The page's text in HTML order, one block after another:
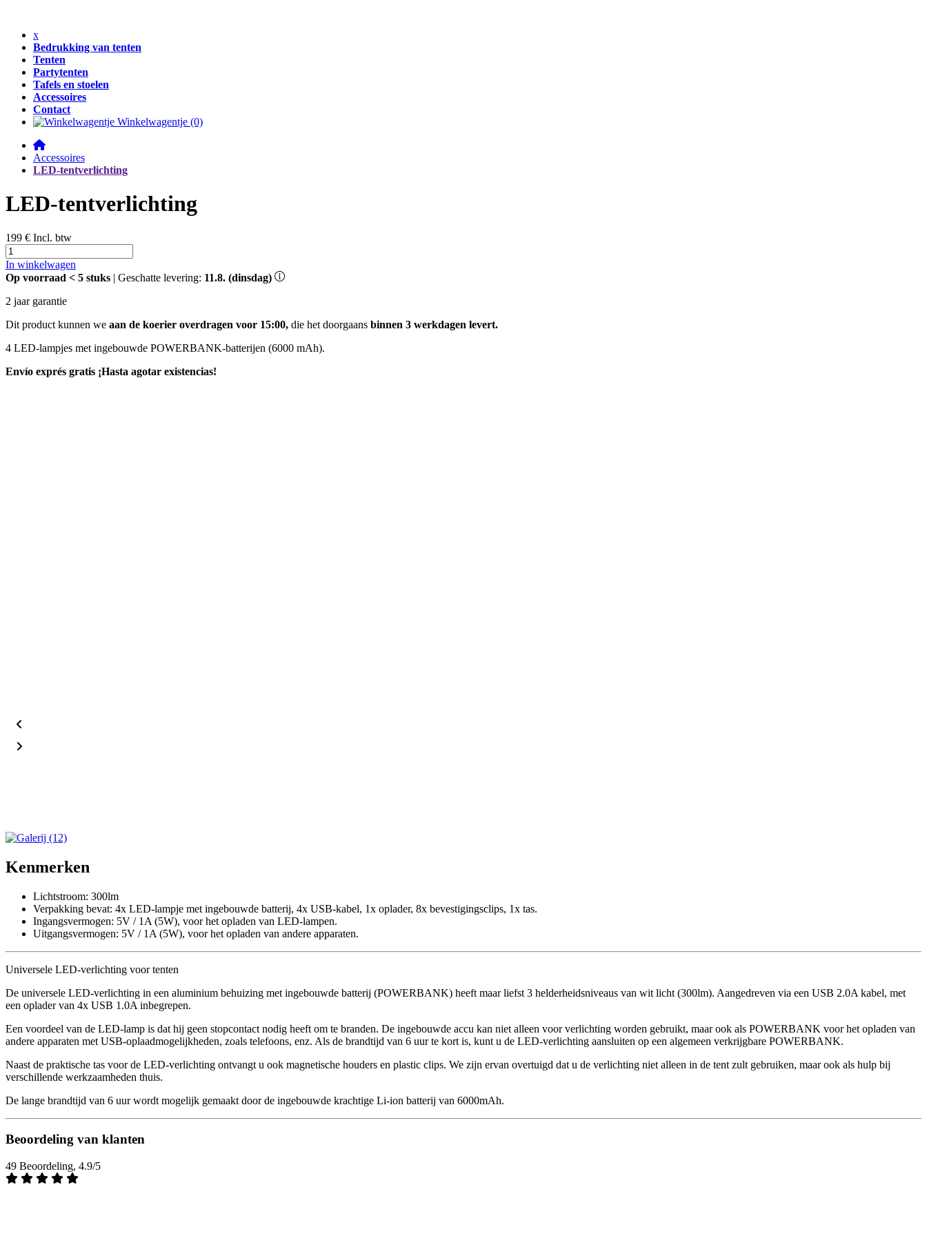
x
Bedrukking van tenten
Tenten
Partytenten
Tafels en stoelen
Accessoires
Contact
Winkelwagentje (0)
Accessoires
LED-tentverlichting
LED-tentverlichting
199 € Incl. btw
In winkelwagen
Op voorraad < 5 stuks | Geschatte levering: 11.8. (dinsdag)
2 jaar garantie
Dit product kunnen we aan de koerier overdragen voor 15:00, die het doorgaans binnen 3 werkdagen levert.
4 LED-lampjes met ingebouwde POWERBANK-batterijen (6000 mAh).
Envío exprés gratis ¡Hasta agotar existencias!
Kenmerken
Lichtstroom: 300lm
Verpakking bevat: 4x LED-lampje met ingebouwde batterij, 4x USB-kabel, 1x oplader, 8x bevestigingsclips, 1x tas.
Ingangsvermogen: 5V / 1A (5W), voor het opladen van LED-lampen.
Uitgangsvermogen: 5V / 1A (5W), voor het opladen van andere apparaten.
Universele LED-verlichting voor tenten
De universele LED-verlichting in een aluminium behuizing met ingebouwde batterij (POWERBANK) heeft maar liefst 3 helderheidsniveaus van wit licht (300lm). Aangedreven via een USB 2.0A kabel, met
een oplader van 4x USB 1.0A inbegrepen.
Een voordeel van de LED-lamp is dat hij geen stopcontact nodig heeft om te branden. De ingebouwde accu kan niet alleen voor verlichting worden gebruikt, maar ook als POWERBANK voor het opladen van
andere apparaten met USB-oplaadmogelijkheden, zoals telefoons, enz. Als de brandtijd van 6 uur te kort is, kunt u de LED-verlichting aansluiten op een algemeen verkrijgbare POWERBANK.
Naast de praktische tas voor de LED-verlichting ontvangt u ook magnetische houders en plastic clips. We zijn ervan overtuigd dat u de verlichting niet alleen in de tent zult gebruiken, maar ook als hulp bij
verschillende werkzaamheden thuis.
De lange brandtijd van 6 uur wordt mogelijk gemaakt door de ingebouwde krachtige Li-ion batterij van 6000mAh.
Beoordeling van klanten
49 Beoordeling, 4.9/5